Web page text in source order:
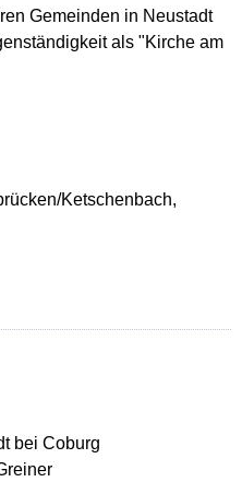
Gemeinden in Neustadt
als "Kirche am
Ketschenbach,
bei Coburg